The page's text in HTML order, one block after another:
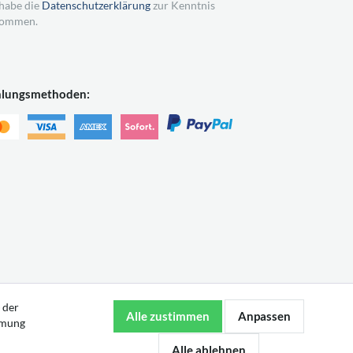
die Datenschutzerklärungzur Kenntnis
der